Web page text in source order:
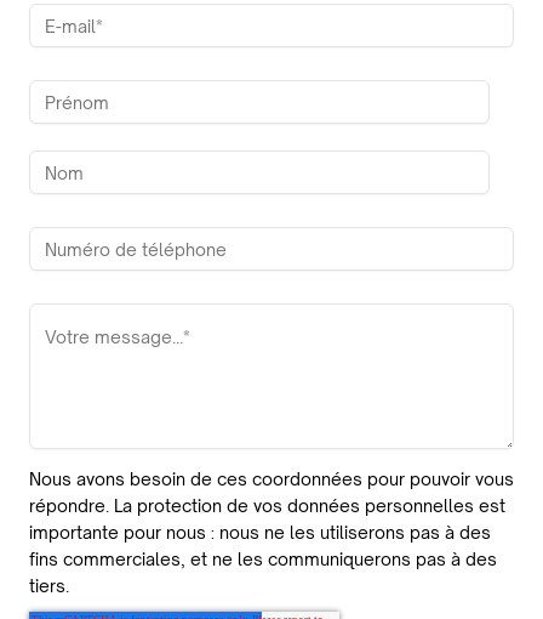
Nous avons besoin de ces coordonnées pour pouvoir vous
répondre. La protection de vos données personnelles est
importante pour nous : nous ne les utiliserons pas à des
fins commerciales, et ne les communiquerons pas à des
tiers.